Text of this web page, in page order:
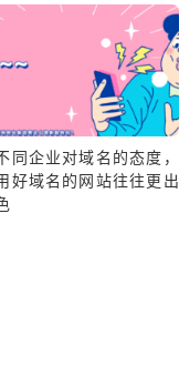
同企业对域名的态度，
好域名的网站往往更出